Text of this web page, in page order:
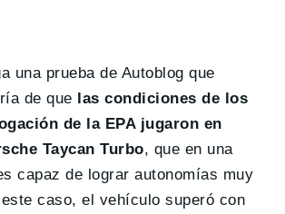
una prueba de Autoblog que
de que
las condiciones de los
de la EPA jugaron en
Taycan Turbo, que en una
capaz de lograr autonomías muy
caso, el vehículo superó con